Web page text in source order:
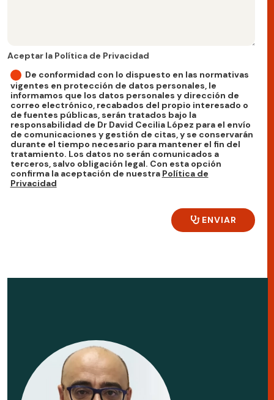
Aceptar la Política de Privacidad
Aceptar la Política de Privacidad
De conformidad con lo dispuesto en las normativas
vigentes en protección de datos personales, le
informamos que los datos personales y dirección de
correo electrónico, recabados del propio interesado o
de fuentes públicas, serán tratados bajo la
responsabilidad de Dr David Cecilia López para el envío
de comunicaciones y gestión de citas, y se conservarán
durante el tiempo necesario para mantener el fin del
tratamiento. Los datos no serán comunicados a
terceros, salvo obligación legal. Con esta opción
confirma la aceptación de nuestra Política de
Privacidad
ENVIAR